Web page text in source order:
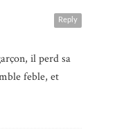
Reply
il perd sa
feble, et